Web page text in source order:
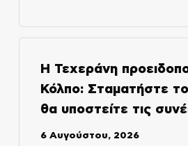
Η Τεχεράνη
Κόλπο: Σταματήστε
θα υποστείτε τις
6 Αυγούστου, 2026